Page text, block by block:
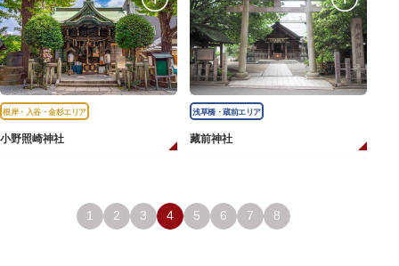
根岸・入谷・金杉エリア
小野照崎神社
浅草橋・蔵前エリア
藏前神社
1 2 3 4 5 6 7 8